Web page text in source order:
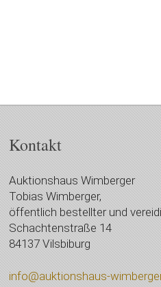
Kontakt
Auktionshaus Wimberger
Tobias Wimberger,
öffentlich bestellter und
Schachtenstraße 14
84137 Vilsbiburg
info@auktionshaus-